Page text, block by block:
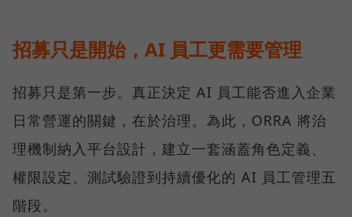
招募只是開始，AI 員工更需要管理
招募只是第一步。真正決定 AI 員工能否進入企業
日常營運的關鍵，在於治理。為此，ORRA 將治
理機制納入平台設計，建立一套涵蓋角色定義、
權限設定、測試驗證到持續優化的 AI 員工管理五
階段。